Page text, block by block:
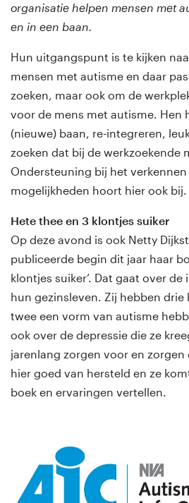
organisatie helpen mensen met
en in een baan.
Hun uitgangspunt is te kijken
mensen met autisme en daar
zoeken, maar ook om de
voor de mens met autisme. Hen
(nieuwe) baan, re-integreren,
zoeken dat bij de werkzoekende
Ondersteuning bij het verkennen
mogelijkheden hoort hier ook bij.
Hete thee en 3 klontjes suiker
Op deze avond is ook Netty
publiceerde begin dit jaar haar
klontjes suiker’. Dat gaat over
hun gezinsleven. Zij hebben drie
twee een vorm van autisme
ook over de depressie die ze
jarenlang zorgen voor en zorgen
hier goed van hersteld en ze
boek en ervaringen vertellen.